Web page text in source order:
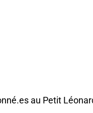
au Petit